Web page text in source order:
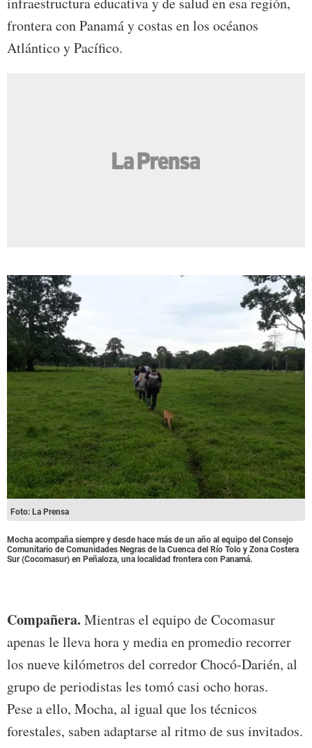
frontera con Panamá y costas en los océanos
Atlántico y Pacífico.
Foto: La Prensa
Mocha acompaña siempre y desde hace más de un año al equipo del Consejo
Comunitario de Comunidades Negras de la Cuenca del Río Tolo y Zona Costera
Sur (Cocomasur) en Peñaloza, una localidad frontera con Panamá.
Compañera. Mientras el equipo de Cocomasur
apenas le lleva hora y media en promedio recorrer
los nueve kilómetros del corredor Chocó-Darién, al
grupo de periodistas les tomó casi ocho horas.
Pese a ello, Mocha, al igual que los técnicos
forestales, saben adaptarse al ritmo de sus invitados.